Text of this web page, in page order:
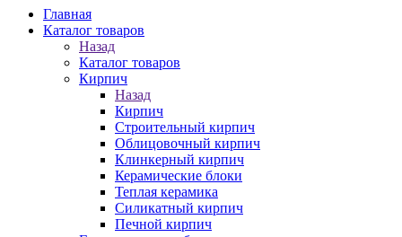
Главная
Каталог товаров
Назад
Каталог товаров
Кирпич
Назад
Кирпич
Строительный кирпич
Облицовочный кирпич
Клинкерный кирпич
Керамические блоки
Теплая керамика
Силикатный кирпич
Печной кирпич